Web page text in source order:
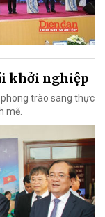
khởi nghiệp
trào sang thực
mẽ.